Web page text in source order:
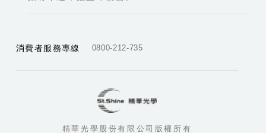
消費者服務專線 0800-212-735
精華光學股份有限公司版權所有